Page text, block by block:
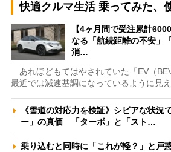
快適クルマ生活 乗ってみた、
【4ヶ月間で受注累計
なる「航続距離の不安」
消…
あれほどもてはやされていた「EV（
最近では減速基調になっているように見
《雪道の対応力を検証》シビアな状況
ー」の真価 「ターボ」と「スト…
乗り込むと同時に「これが軽？」と戸